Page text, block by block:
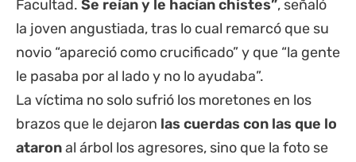
Facultad. Se reían y le hacían chistes”, señaló
la joven angustiada, tras lo cual remarcó que su
novio “apareció como crucificado” y que “la gente
le pasaba por al lado y no lo ayudaba”.
La víctima no solo sufrió los moretones en los
brazos que le dejaron las cuerdas con las que lo
ataronal árbol los agresores, sino que la foto se